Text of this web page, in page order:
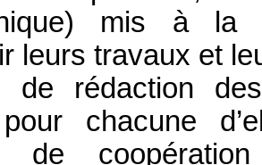
mis à la
leurs travaux et
de rédaction
chacune
de